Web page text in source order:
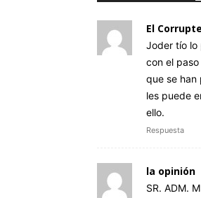
El
Joder tío lo
con el
que se han
les puede
ello.
Respuesta
la opinión
SR. ADM.